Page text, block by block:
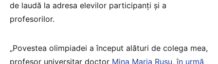
de laudă la adresa elevilor participanți și a
profesorilor.
„Povestea olimpiadei a început alături de colega mea,
profesor universitar doctor Mina Maria Rusu, în urmă